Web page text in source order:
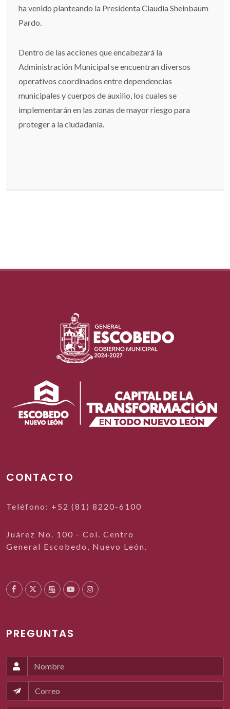
ha venido planteando la Presidenta Claudia Sheinbaum
Pardo.
Dentro de las acciones que encabezará la
Administración Municipal se encuentran diversos
operativos coordinados entre dependencias
municipales y cuerpos de auxilio, los cuales se
implementarán en las zonas de mayor riesgo para
proteger a la ciudadanía.
CONTACTO
Teléfono: +52 (81) 8220-6100
Juárez No. 100 - Col. Centro
General Escobedo, Nuevo León.
PREGUNTAS